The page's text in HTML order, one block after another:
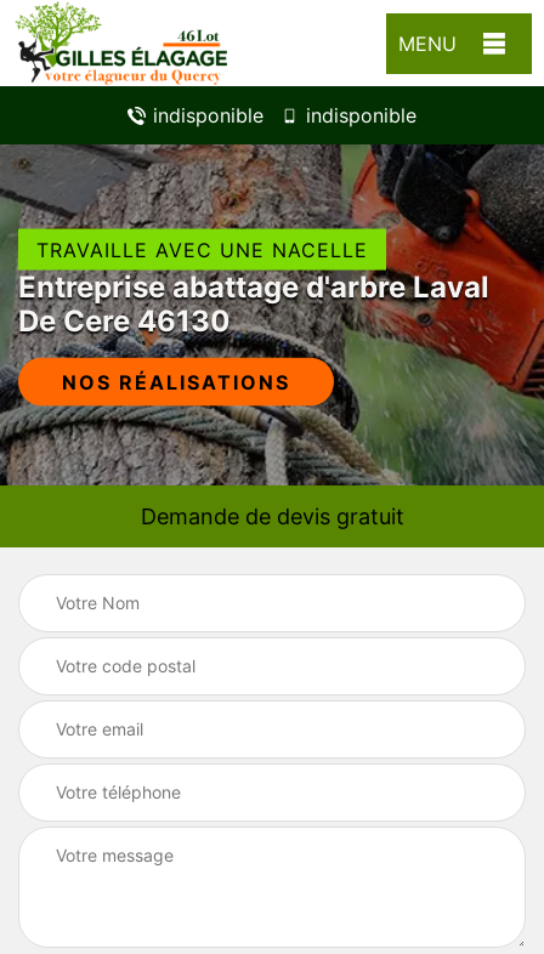
MENU
indisponible indisponible
TRAVAILLE AVEC UNE NACELLE
Entreprise abattage d'arbre Laval
De Cere 46130
NOS RÉALISATIONS
Demande de devis gratuit